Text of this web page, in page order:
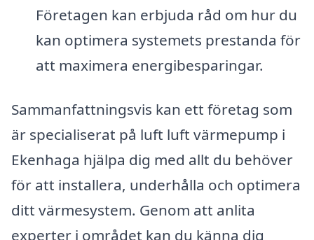
Företagen kan erbjuda råd om hur du
kan optimera systemets prestanda för
att maximera energibesparingar.
Sammanfattningsvis kan ett företag som
är specialiserat på luft luft värmepump i
Ekenhaga hjälpa dig med allt du behöver
för att installera, underhålla och optimera
ditt värmesystem. Genom att anlita
experter i området kan du känna dig